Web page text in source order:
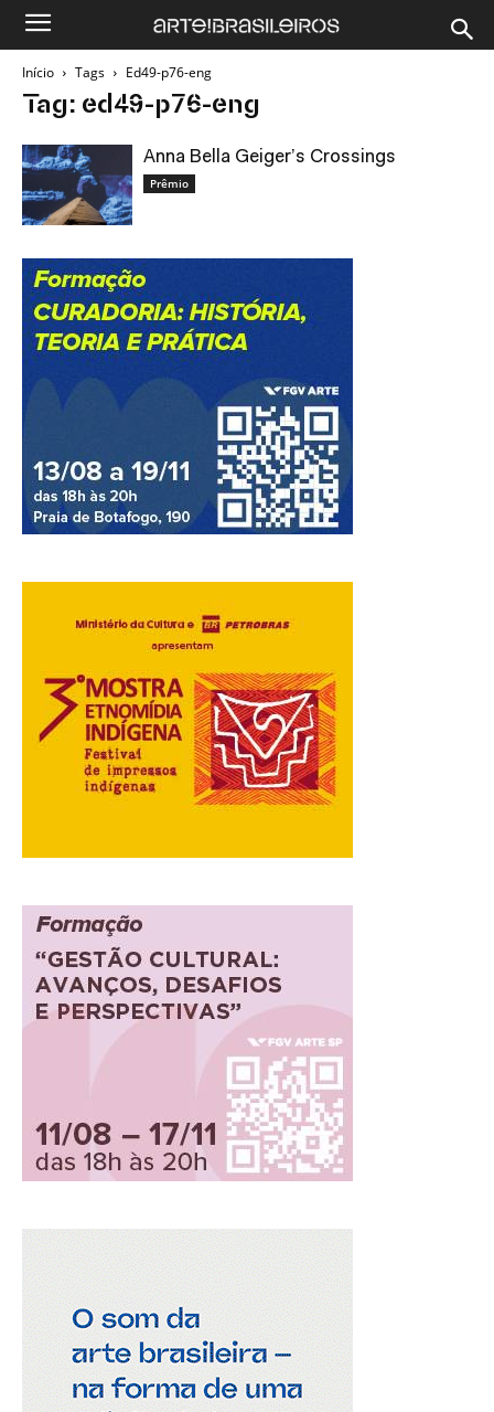
Início Tags Ed49-p76-eng
Tag: ed49-p76-eng
Anna Bella Geiger’s Crossings
Prêmio